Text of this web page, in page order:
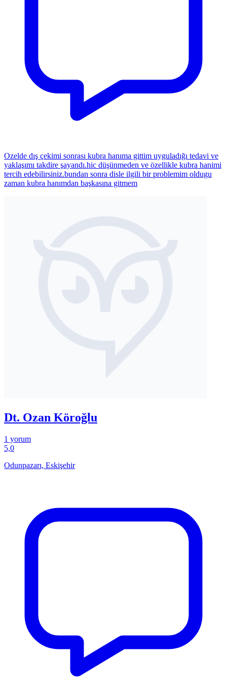
Ozelde dış çekimi sonrası kubra hanıma gittim uyguladığı tedavi ve
yaklaşımı takdire şayandı.hic düşünmeden ve özellikle kubra hanimi
tercih edebilirsiniz.bundan sonra disle ilgili bir problemim oldugu
zaman kubra hanımdan başkasına gitmem
Dt. Ozan Köroğlu
1 yorum
5,0
Odunpazarı, Eskişehir